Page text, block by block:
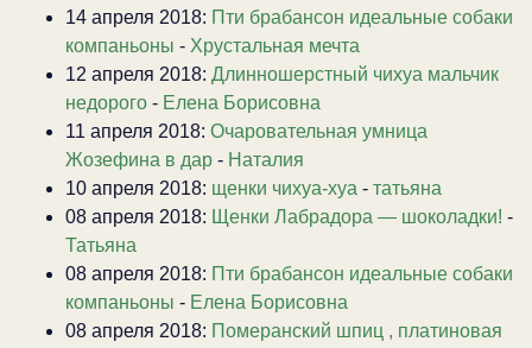
14 апреля 2018: Пти брабансон идеальные собаки
компаньоны - Хрустальная мечта
12 апреля 2018: Длинношерстный чихуа мальчик
недорого - Елена Борисовна
11 апреля 2018: Очаровательная умница
Жозефина в дар - Наталия
10 апреля 2018: щенки чихуа-хуа - татьяна
08 апреля 2018: Щенки Лабрадора — шоколадки! -
Татьяна
08 апреля 2018: Пти брабансон идеальные собаки
компаньоны - Елена Борисовна
08 апреля 2018: Померанский шпиц , платиновая